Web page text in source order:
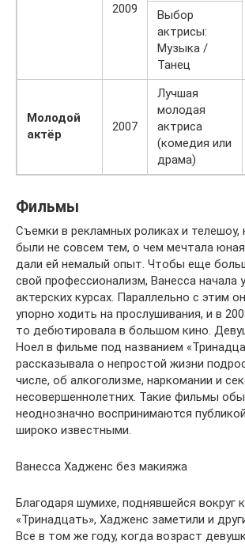
2009
Выбор
актрисы:
Музыка /
Танец
Молодой
актёр
2007
Лучшая
молодая
актриса
(комедия или
драма)
Фильмы
Съемки в рекламных роликах и телешоу,
были не совсем тем, о чем мечтала
дали ей немалый опыт. Чтобы еще
свой профессионализм, Ванесса начала
актерских курсах. Параллельно с этим
упорно ходить на прослушивания, и в
то дебютировала в большом кино.
Ноел в фильме под названием
рассказывала о непростой жизни
числе, об алкоголизме, наркомании и
несовершеннолетних. Такие фильмы
неоднозначно воспринимаются
широко известными.
Ванесса Хадженс без макияжа
Благодаря шумихе, поднявшейся вокруг
«Тринадцать», Хадженс заметили и
Все в том же году, когда возраст